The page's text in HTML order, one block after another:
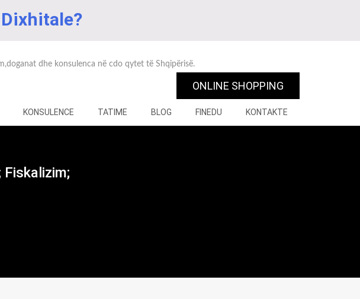
dhe konsulenca në cdo qytet të Shqipërisë.
ONLINE SHOPPING
KONSULENCE TATIME BLOG FINEDU KONTAKTE
Fiskalizim;